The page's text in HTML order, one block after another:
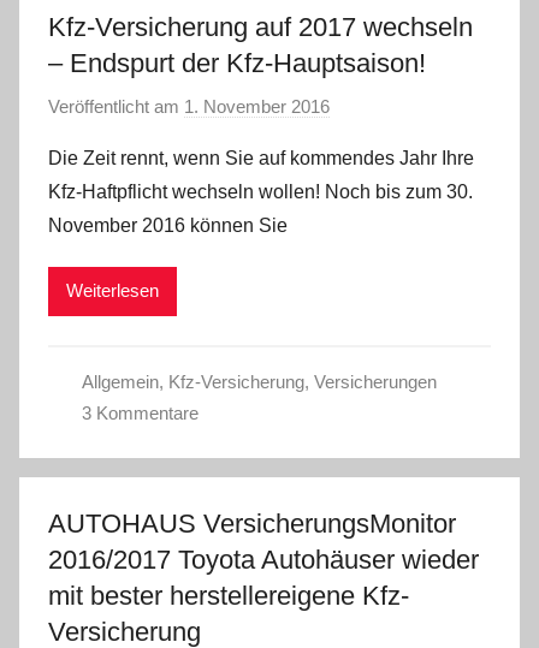
Kfz-Versicherung auf 2017 wechseln
– Endspurt der Kfz-Hauptsaison!
Veröffentlicht am 1. November 2016
n
C
Die Zeit rennt, wenn Sie auf kommendes Jahr Ihre
Kfz-Haftpflicht wechseln wollen! Noch bis zum 30.
November 2016 können Sie
Weiterlesen
Allgemein, Kfz-Versicherung, Versicherungen
3 Kommentare
AUTOHAUS VersicherungsMonitor
2016/2017 Toyota Autohäuser wieder
mit bester herstellereigene Kfz-
Versicherung